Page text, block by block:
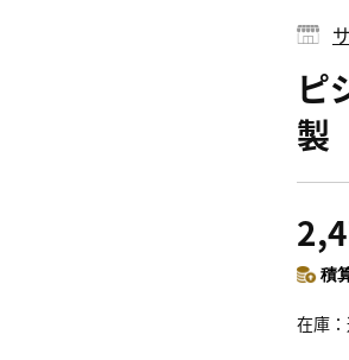
ピ
製
積
在庫